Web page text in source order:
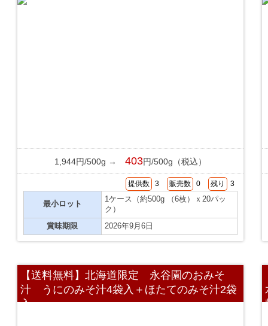
1,944円/500g → 403円/500g（税込）
提供数 3 販売数 0 残り 3
最小ロット
1ケース（約500g （6枚）ｘ20パッ
ク）
賞味期限
2026年9月6日
【送料無料】北海道限定 永谷園のおみそ
汁 うにのみそ汁4袋入＋ほたてのみそ汁2袋
入